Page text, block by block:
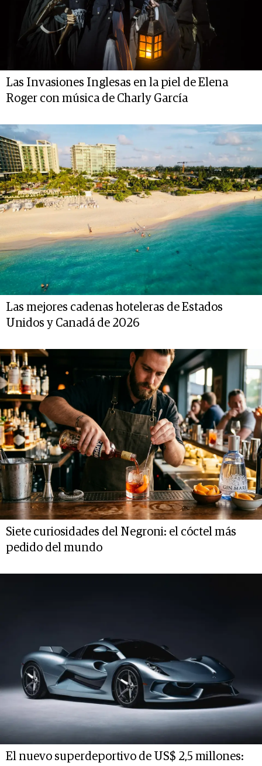
Las Invasiones Inglesas en la piel de Elena
Roger con música de Charly García
Las mejores cadenas hoteleras de Estados
Unidos y Canadá de 2026
Siete curiosidades del Negroni: el cóctel más
pedido del mundo
El nuevo superdeportivo de US$ 2,5 millones: